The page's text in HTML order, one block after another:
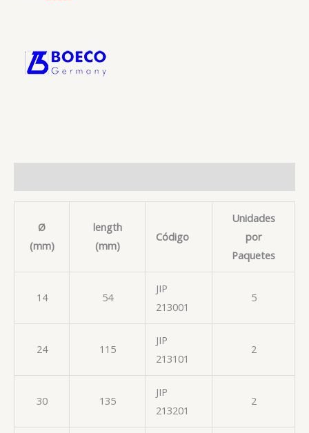
Ø
(mm)
length
(mm)
Código
Unidades
por
Paquetes
14 54
JIP
213001
5
24 115
JIP
213101
2
30 135
JIP
213201
2